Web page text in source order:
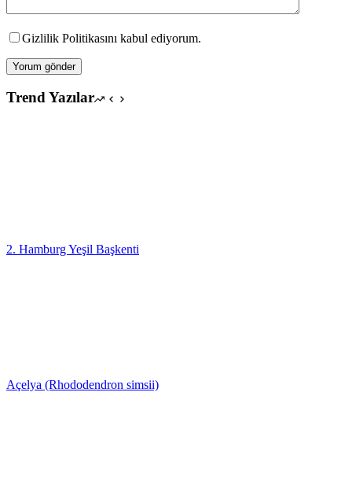
Gizlilik Politikasını kabul ediyorum.
Yorum gönder
Trend Yazılar
2. Hamburg Yeşil Başkenti
Açelya (Rhododendron simsii)